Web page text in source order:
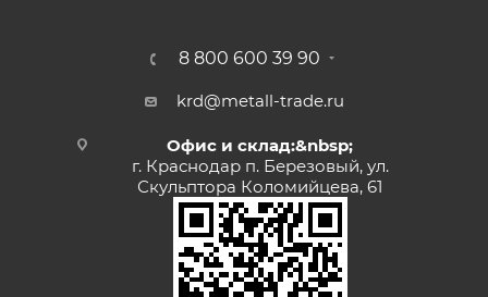
8 800 600 39 90
krd@metall-trade.ru
Офис и склад:&nbsp;
г. Краснодар п. Березовый, ул.
Скульптора Коломийцева, 61